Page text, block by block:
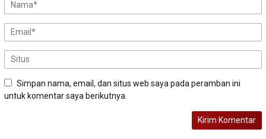
Simpan nama, email, dan situs web saya pada peramban ini
untuk komentar saya berikutnya.